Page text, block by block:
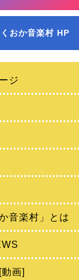
おか音楽村 HP
ジ
音楽村」とは
画]